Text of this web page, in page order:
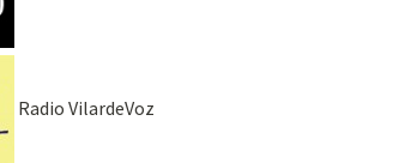
Radio VilardeVoz